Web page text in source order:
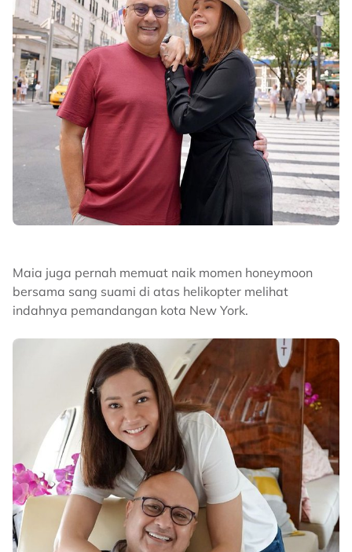
Maia juga pernah memuat naik momen honeymoon
bersama sang suami di atas helikopter melihat
indahnya pemandangan kota New York.